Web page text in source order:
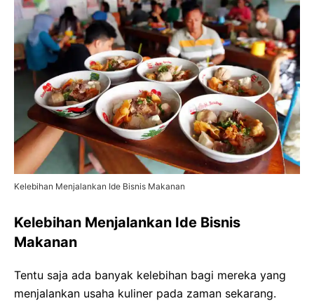
Kelebihan Menjalankan Ide Bisnis Makanan
Kelebihan Menjalankan Ide Bisnis
Makanan
Tentu saja ada banyak kelebihan bagi mereka yang
menjalankan usaha kuliner pada zaman sekarang.